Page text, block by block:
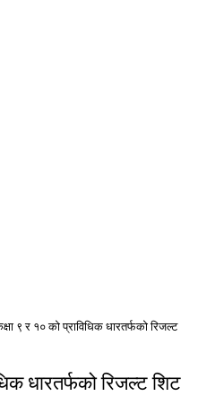
९ र १० को प्राविधिक धारतर्फको रिजल्ट
धारतर्फको रिजल्ट शिट